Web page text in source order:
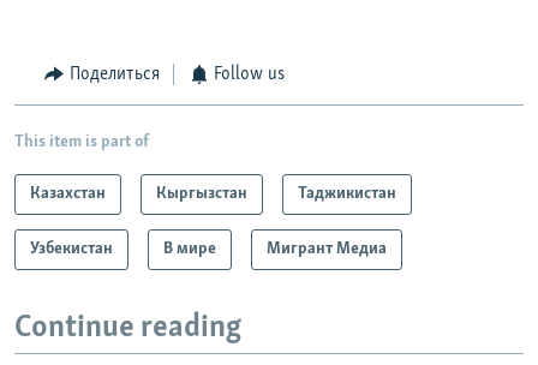
Поделиться Follow us
This item is part of
Казахстан Кыргызстан Таджикистан
Узбекистан В мире Мигрант Медиа
Continue reading